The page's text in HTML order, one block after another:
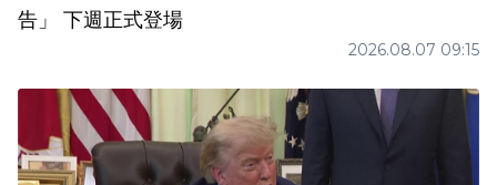
告」 下週正式登場
2026.08.07 09:15